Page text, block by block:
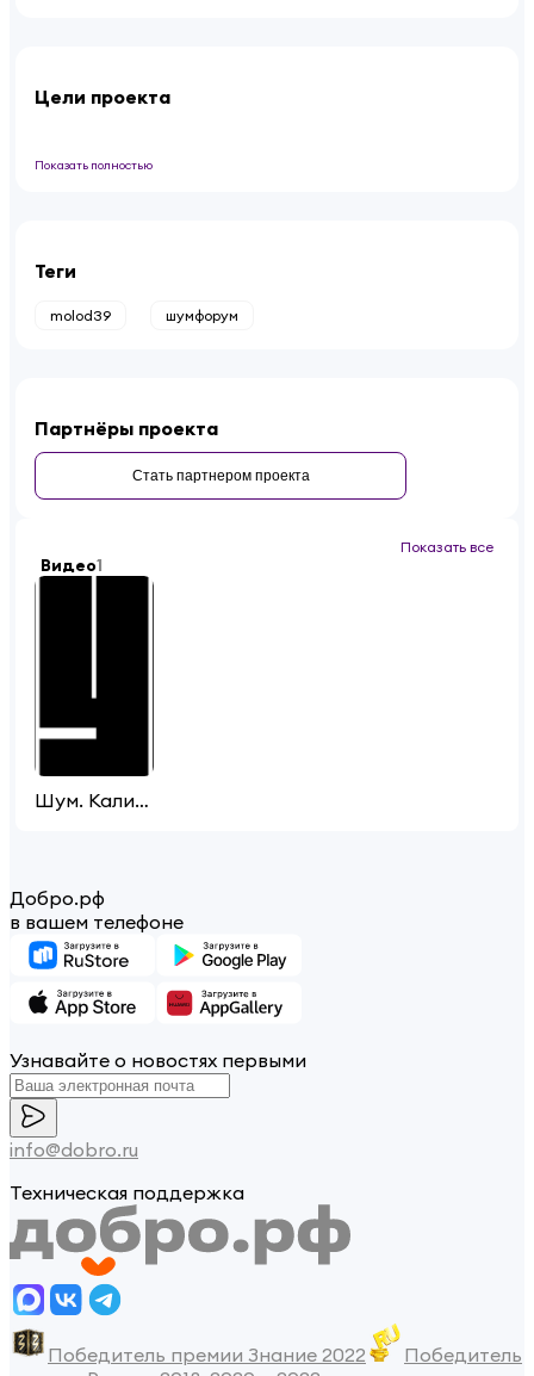
Цели проекта
Показать полностью
Теги
molod39 шумфорум
Партнёры проекта
Стать партнером проекта
Видео1
Показать все
Шум. Калининград. 2022
Добро.рф
в вашем телефоне
Узнавайте о новостях первыми
info@dobro.ru
Техническая поддержка
Победитель премии Знание 2022
Победитель